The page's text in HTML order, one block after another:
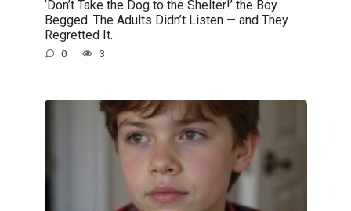
’Don’t Take the Dog to the Shelter!’ the Boy
Begged. The Adults Didn’t Listen — and They
Regretted It.
0 3